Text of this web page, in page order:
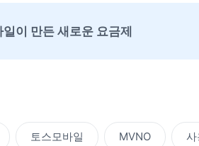
일이 만든 새로운 요금제
토스모바일 MVNO 사